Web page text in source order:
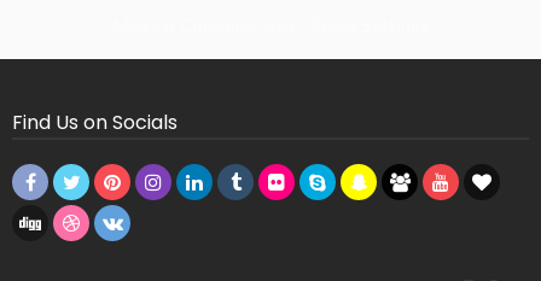
Find Us on Socials